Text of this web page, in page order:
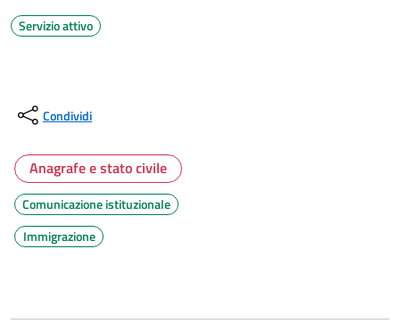
Servizio attivo
Condividi
Anagrafe e stato civile
Comunicazione istituzionale
Immigrazione